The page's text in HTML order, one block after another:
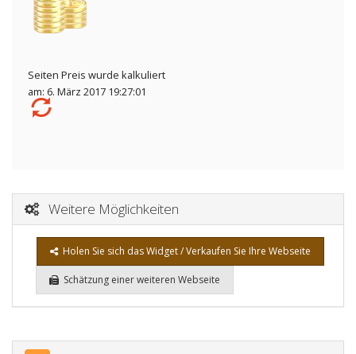
Seiten Preis wurde kalkuliert
am: 6. März 2017 19:27:01
Weitere Möglichkeiten
Holen Sie sich das Widget / Verkaufen Sie Ihre Webseite
Schätzung einer weiteren Webseite